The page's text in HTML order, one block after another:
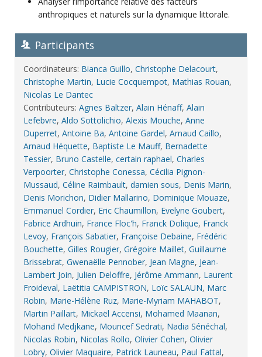
anthropiques et naturels sur la dynamique littorale.
Participants
Coordinateurs: Bianca Guillo, Christophe Delacourt,
Christophe Martin, Lucie Cocquempot, Mathias Rouan,
Nicolas Le Dantec
Contributeurs: Agnes Baltzer, Alain Hénaff, Alain
Lefebvre, Aldo Sottolichio, Alexis Mouche, Anne
Duperret, Antoine Ba, Antoine Gardel, Arnaud Caillo,
Arnaud Héquette, Baptiste Le Mauff, Bernadette
Tessier, Bruno Castelle, certain raphael, Charles
Verpoorter, Christophe Conessa, Cécilia Pignon-
Mussaud, Céline Raimbault, damien sous, Denis Marin,
Denis Morichon, Didier Mallarino, Dominique Mouaze,
Emmanuel Cordier, Eric Chaumillon, Evelyne Goubert,
Fabrice Ardhuin, France Floc'h, Franck Dolique, Franck
Levoy, François Sabatier, Françoise Debaine, Frédéric
Bouchette, Gilles Rougier, Grégoire Maillet, Guillaume
Brissebrat, Gwenaëlle Pennober, Jean Magne, Jean-
Lambert Join, Julien Deloffre, Jérôme Ammann, Laurent
Froideval, Laëtitia CAMPISTRON, Loïc SALAUN, Marc
Robin, Marie-Hélène Ruz, Marie-Myriam MAHABOT,
Martin Paillart, Mickaël Accensi, Mohamed Maanan,
Mohand Medjkane, Mouncef Sedrati, Nadia Sénéchal,
Nicolas Robin, Nicolas Rollo, Olivier Cohen, Olivier
Lobry, Olivier Maquaire, Patrick Launeau, Paul Fattal,